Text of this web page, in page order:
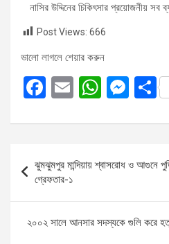
নাসির উদ্দিনের চিকিৎসার প্রয়োজনীয়
Post Views: 666
ভালো লাগলে শেয়ার করুন
F
ce
o
o
k
E
ail
W
at
A
p
p
M
se
g
er
S
e
navigation
ঝুমঝুমপুর মান্দিয়ায় শ্বাসরোধ ও আগুনে
গ্রেফতার-১
২০০২ সালে আনসার সদস্যকে গুলি করে